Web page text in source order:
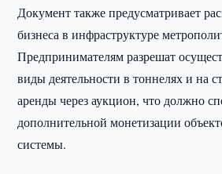
Документ также предусматривает
бизнеса в инфраструктуре
Предпринимателям разрешат
виды деятельности в тоннелях и на
аренды через аукцион, что должно
дополнительной монетизации
системы.